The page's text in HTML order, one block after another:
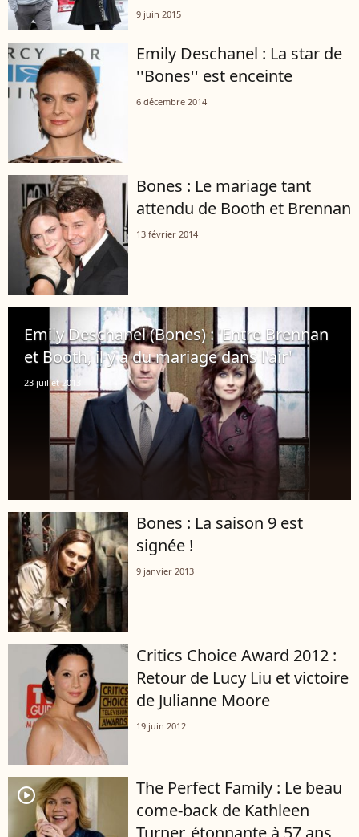
9 juin 2015
Emily Deschanel : La star de
''Bones'' est enceinte
6 décembre 2014
Bones : Le mariage tant
attendu de Booth et Brennan
13 février 2014
Emily Deschanel (Bones) : 'Entre Brennan
et Booth, il y a du mariage dans l'air'
23 juillet 2013
Bones : La saison 9 est
signée !
9 janvier 2013
Critics Choice Award 2012 :
Retour de Lucy Liu et victoire
de Julianne Moore
19 juin 2012
player2
The Perfect Family : Le beau
come-back de Kathleen